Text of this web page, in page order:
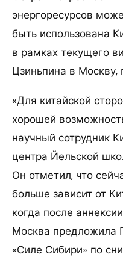
энергоресурсов
быть использована
в рамках текущего
Цзиньпина в Москву,
«Для китайской
хорошей
научный сотрудник
центра Йельской
Он отметил, что
больше зависит от
когда после
Москва предложила
«Силе Сибири» по